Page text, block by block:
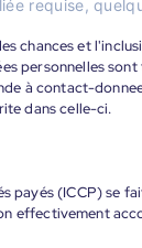
requise,
chances et
personnelles
à contact-
dans celle-ci.
payés (ICCP) se
effectivement